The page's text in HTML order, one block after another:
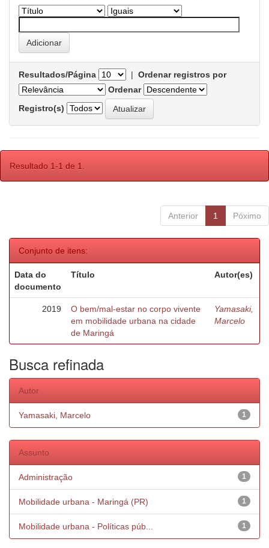
Resultados/Página | Ordenar registros por
Ordenar
Registro(s)
Resultado 1-1 de 1.
Anterior 1 Póximo
Conjunto de itens:
Data do
documento
Título Autor(es)
2019
O bem/mal-estar no corpo vivente
em mobilidade urbana na cidade
de Maringá
Yamasaki,
Marcelo
Busca refinada
Autor
1
Yamasaki, Marcelo
Assunto
1
Administração
1
Mobilidade urbana - Maringá (PR)
1
Mobilidade urbana - Políticas púb...